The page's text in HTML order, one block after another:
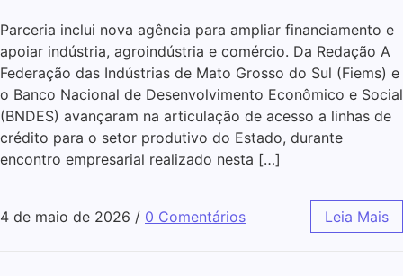
Parceria inclui nova agência para ampliar financiamento e
apoiar indústria, agroindústria e comércio. Da Redação A
Federação das Indústrias de Mato Grosso do Sul (Fiems) e
o Banco Nacional de Desenvolvimento Econômico e Social
(BNDES) avançaram na articulação de acesso a linhas de
crédito para o setor produtivo do Estado, durante
encontro empresarial realizado nesta […]
4 de maio de 2026 / 0 Comentários Leia Mais